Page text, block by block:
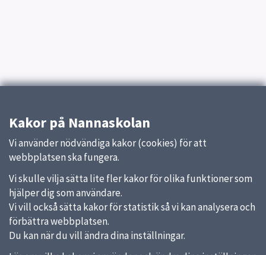
Kakor på Nannaskolan
Vi använder nödvändiga kakor (cookies) för att
webbplatsen ska fungera.
Vi skulle vilja sätta lite fler kakor för olika funktioner som
hjälper dig som användare.
Vi vill också sätta kakor för statistik så vi kan analysera och
förbättra webbplatsen.
Du kan när du vill ändra dina inställningar.